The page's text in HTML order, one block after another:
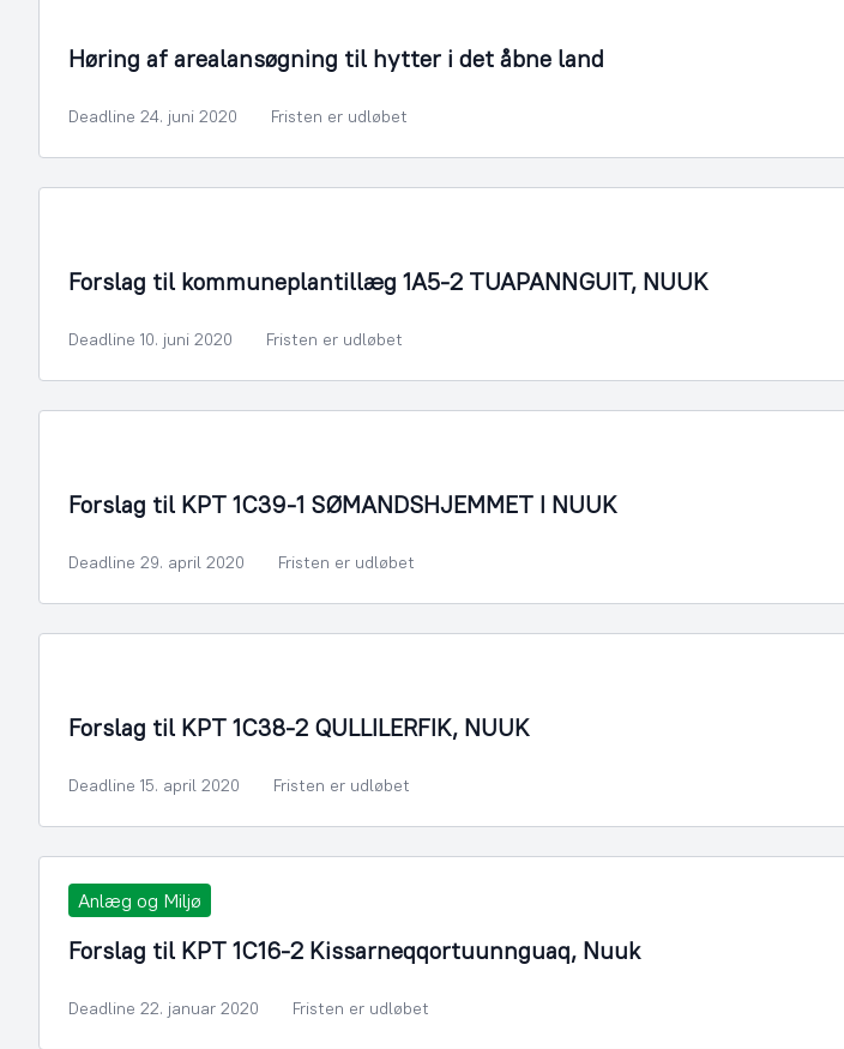
Høring af arealansøgning til hytter i det åbne land
Deadline 24. juni 2020 Fristen er udløbet
Forslag til kommuneplantillæg 1A5-2 TUAPANNGUIT, NUUK
Deadline 10. juni 2020 Fristen er udløbet
Forslag til KPT 1C39-1 SØMANDSHJEMMET I NUUK
Deadline 29. april 2020 Fristen er udløbet
Forslag til KPT 1C38-2 QULLILERFIK, NUUK
Deadline 15. april 2020 Fristen er udløbet
Anlæg og Miljø
Forslag til KPT 1C16-2 Kissarneqqortuunnguaq, Nuuk
Deadline 22. januar 2020 Fristen er udløbet